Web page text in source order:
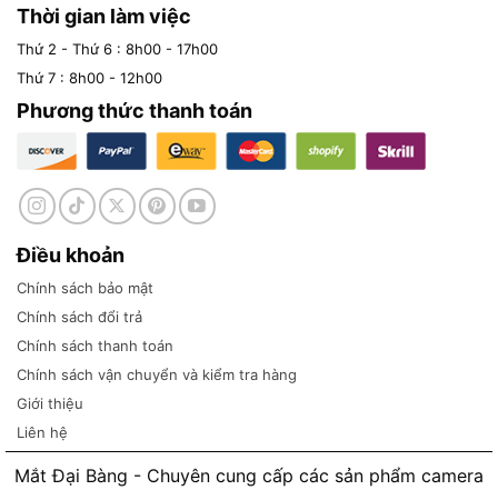
Thời gian làm việc
Thứ 2 - Thứ 6 : 8h00 - 17h00
Thứ 7 : 8h00 - 12h00
Phương thức thanh toán
Điều khoản
Chính sách bảo mật
Chính sách đổi trả
Chính sách thanh toán
Chính sách vận chuyển và kiểm tra hàng
Giới thiệu
Liên hệ
Mắt Đại Bàng - Chuyên cung cấp các sản phẩm camera